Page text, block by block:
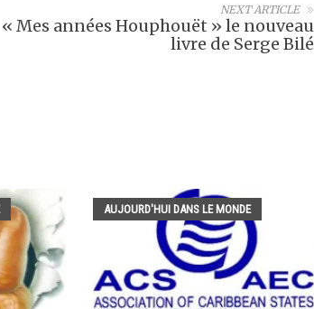
NEXT ARTICLE
« Mes années Houphouët » le nouveau
livre de Serge Bilé
AUJOURD'HUI DANS LE MONDE